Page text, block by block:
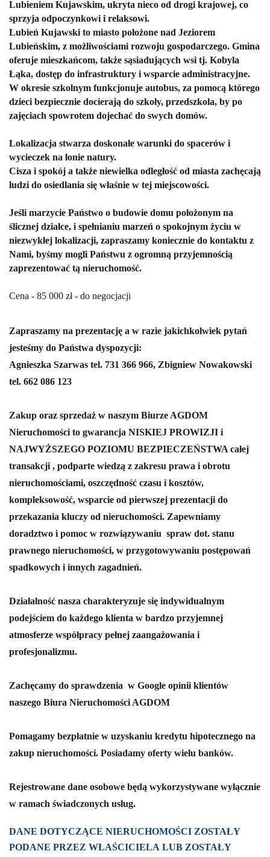
Lubieniem Kujawskim, ukryta nieco od drogi krajowej, co
sprzyja odpoczynkowi i relaksowi.
Lubień Kujawski to miasto położone nad Jeziorem
Lubieńskim, z możliwościami rozwoju gospodarczego. Gmina
oferuje mieszkańcom, także sąsiadujących wsi tj. Kobyla
Łąka, dostęp do infrastruktury i wsparcie administracyjne.
W okresie szkolnym funkcjonuje autobus, za pomocą którego
dzieci bezpiecznie docierają do szkoły, przedszkola, by po
zajęciach spowrotem dojechać do swych domów.
Lokalizacja stwarza doskonałe warunki do spacerów i
wycieczek na łonie natury.
Cisza i spokój a także niewielka odległość od miasta zachęcają
ludzi do osiedlania się właśnie w tej miejscowości.
Jeśli marzycie Państwo o budowie domu położonym na
ślicznej działce, i spełnianiu marzeń o spokojnym życiu w
niezwykłej lokalizacji, zapraszamy koniecznie do kontaktu z
Nami, byśmy mogli Państwu z ogromną przyjemnością
zaprezentować tą nieruchomość.
Cena - 85 000 zł - do negocjacji
Zapraszamy na prezentację a w razie jakichkolwiek pytań
jesteśmy do Państwa dyspozycji:
Agnieszka Szarwas tel. 731 366 966, Zbigniew Nowakowski
tel. 662 086 123
Zakup oraz sprzedaż w naszym Biurze AGDOM
Nieruchomości to gwarancja NISKIEJ PROWIZJI i
NAJWYŻSZEGO POZIOMU BEZPIECZEŃSTWA całej
transakcji , podparte wiedzą z zakresu prawa i obrotu
nieruchomościami, oszczędność czasu i kosztów,
kompleksowość, wsparcie od pierwszej prezentacji do
przekazania kluczy od nieruchomości. Zapewniamy
doradztwo i pomoc w rozwiązywaniu spraw dot. stanu
prawnego nieruchomości, w przygotowywaniu postępowań
spadkowych i innych zagadnień.
Działalność nasza charakteryzuje się indywidualnym
podejściem do każdego klienta w bardzo przyjemnej
atmosferze współpracy pełnej zaangażowania i
profesjonalizmu.
Zachęcamy do sprawdzenia w Google opinii klientów
naszego Biura Nieruchomości AGDOM
Pomagamy bezpłatnie w uzyskaniu kredytu hipotecznego na
zakup nieruchomości. Posiadamy oferty wielu banków.
Rejestrowane dane osobowe będą wykorzystywane wyłącznie
w ramach świadczonych usług.
DANE DOTYCZĄCE NIERUCHOMOŚCI ZOSTAŁY
PODANE PRZEZ WŁAŚCICIELA LUB ZOSTAŁY